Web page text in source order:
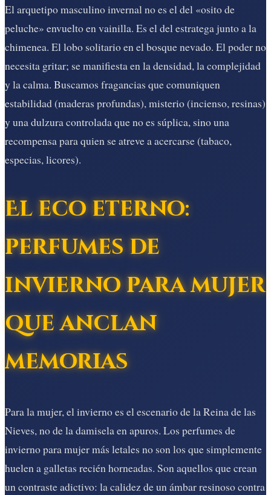
El arquetipo masculino invernal no es el del «osito de
peluche» envuelto en vainilla. Es el del estratega junto a la
chimenea. El lobo solitario en el bosque nevado. El poder no
necesita gritar; se manifiesta en la densidad, la complejidad
y la calma. Buscamos fragancias que comuniquen
estabilidad (maderas profundas), misterio (incienso, resinas)
y una dulzura controlada que no es súplica, sino una
recompensa para quien se atreve a acercarse (tabaco,
especias, licores).
El eco eterno:
perfumes de
invierno para mujer
que anclan
memorias
Para la mujer, el invierno es el escenario de la Reina de las
Nieves, no de la damisela en apuros. Los perfumes de
invierno para mujer más letales no son los que simplemente
huelen a galletas recién horneadas. Son aquellos que crean
un contraste adictivo: la calidez de un ámbar resinoso contra